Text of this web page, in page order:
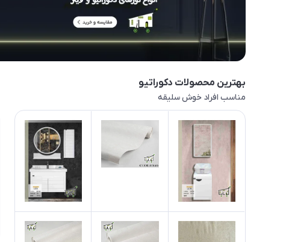
بهترین‌ محصولات دکوراتیو
مناسب افراد خوش سلیقه